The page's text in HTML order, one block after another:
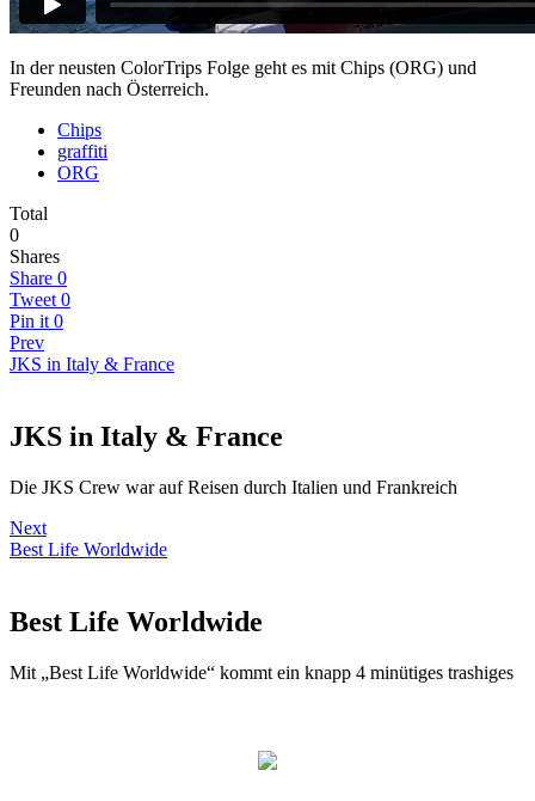
In der neusten ColorTrips Folge geht es mit Chips (ORG) und
Freunden nach Österreich.
Chips
graffiti
ORG
Total
0
Shares
Share 0
Tweet 0
Pin it 0
Prev
JKS in Italy & France
JKS in Italy & France
Die JKS Crew war auf Reisen durch Italien und Frankreich
Next
Best Life Worldwide
Best Life Worldwide
Mit „Best Life Worldwide“ kommt ein knapp 4 minütiges trashiges